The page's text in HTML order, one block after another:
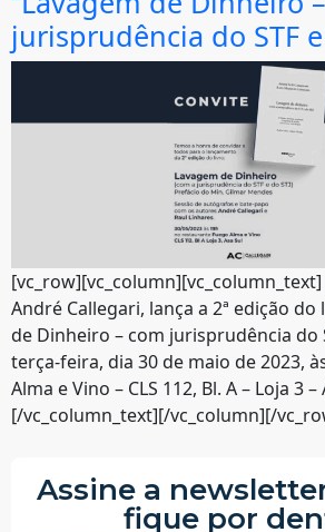
jurisprudência do STF e
André Callegari, lança a 2ª edição do
de Dinheiro – com jurisprudência do
terça-feira, dia 30 de maio de 2023,
Alma e Vino – CLS 112, Bl. A – Loja 3 –
[/vc_column_text][/vc_column][/
Assine a
fique por